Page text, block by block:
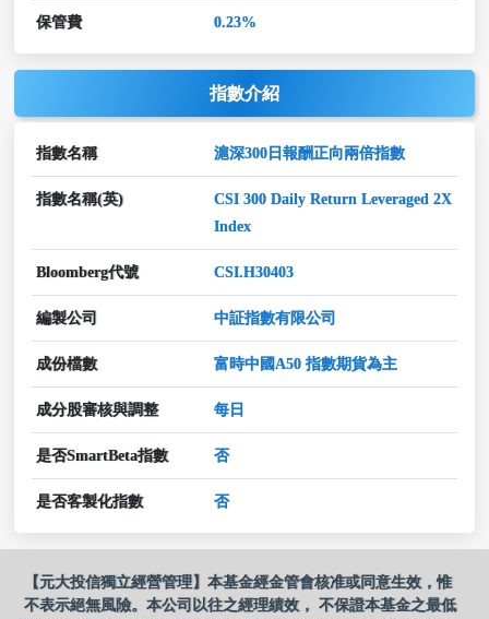
保管費 0.23%
指數介紹
指數名稱 滬深300日報酬正向兩倍指數
指數名稱(英)
CSI 300 Daily Return Leveraged 2X
Index
Bloomberg代號 CSI.H30403
編製公司 中証指數有限公司
成份檔數 富時中國A50 指數期貨為主
成分股審核與調整 每日
是否SmartBeta指數 否
是否客製化指數 否
【元大投信獨立經營管理】本基金經金管會核准或同意生效，惟
不表示絕無風險。本公司以往之經理績效， 不保證本基金之最低